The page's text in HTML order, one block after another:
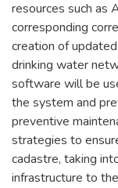
resources such as
corresponding
creation of
drinking water
software will be
the system and
preventive
strategies to
cadastre, taking
infrastructure to